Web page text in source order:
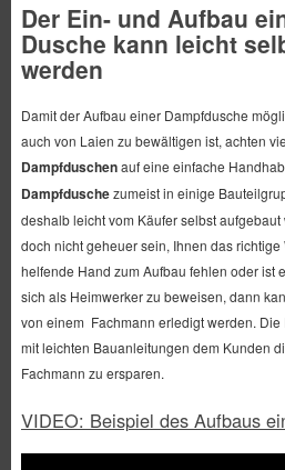
Der Ein- und Aufbau
Dusche kann leicht
werden
Damit der Aufbau einer Dampfdusche
auch von Laien zu bewältigen ist, achten
Dampfduschenauf eine einfache
Dampfduschezumeist in einige
deshalb leicht vom Käufer selbst
doch nicht geheuer sein, Ihnen das
helfende Hand zum Aufbau fehlen oder ist
sich als Heimwerker zu beweisen, dann
von einem Fachmann erledigt werden.
mit leichten Bauanleitungen dem Kunden
Fachmann zu ersparen.
VIDEO: Beispiel des Aufbaus